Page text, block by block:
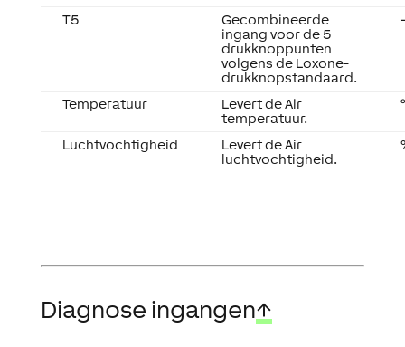
T5
Gecombineerde
ingang voor de 5
drukknoppunten
volgens de Loxone-
drukknopstandaard.
-
Temperatuur
Levert de Air
temperatuur.
°
Luchtvochtigheid
Levert de Air
luchtvochtigheid.
Diagnose ingangen↑